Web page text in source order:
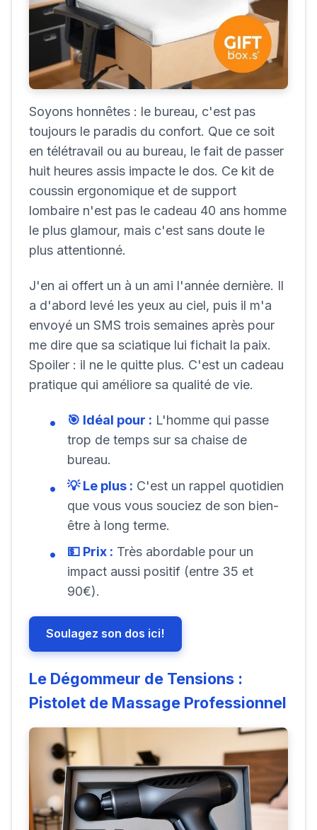
Soyons honnêtes : le bureau, c'est pas
toujours le paradis du confort. Que ce soit
en télétravail ou au bureau, le fait de passer
huit heures assis impacte le dos. Ce kit de
coussin ergonomique et de support
lombaire n'est pas le cadeau 40 ans homme
le plus glamour, mais c'est sans doute le
plus attentionné.
J'en ai offert un à un ami l'année dernière. Il
a d'abord levé les yeux au ciel, puis il m'a
envoyé un SMS trois semaines après pour
me dire que sa sciatique lui fichait la paix.
Spoiler : il ne le quitte plus. C'est un cadeau
pratique qui améliore sa qualité de vie.
🎯 Idéal pour : L'homme qui passe
trop de temps sur sa chaise de
bureau.
💡 Le plus : C'est un rappel quotidien
que vous vous souciez de son bien-
être à long terme.
💵 Prix : Très abordable pour un
impact aussi positif (entre 35 et
90€).
Soulagez son dos ici!
Le Dégommeur de Tensions :
Pistolet de Massage Professionnel